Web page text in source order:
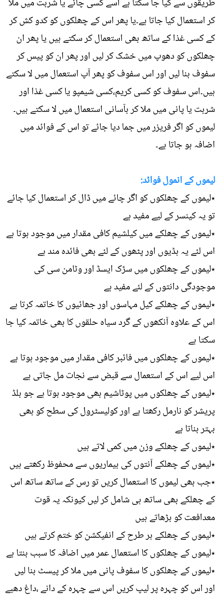
کر استعمال کیا جاتا ہے۔یا پھر اس کے چھلکوں کو کدو کش کر
کے کسی غذا کے ساتھ بھی استعمال کر سکتے ہیں یا پھر ان
چھلکوں کو دھوپ میں خشک کر لیں اور پھر ان کو پیس کر
سفوف بنا لیں اور اس سفوف کو پھر آپ استعمال میں لا سکتے
ہیں۔اس سفوف کو کسی کریم،کسی شیمپو یا کسی غذا اور
شربت یا پانی میں ملا کر بآسانی استعمال میں لا سکتے ہیں۔
لیموں کو اگر فریزر میں جما دیا جائے تو اس کے فوائد میں
اضافہ ہو جاتا ہے۔
لیموں کے انمول فوائد:
٭لیموں کے چھلکوں کو اگر چائے میں ڈال کر استعمال کیا جائے
تو یہ کینسر کے لیے مفید ہے
٭لیموں کے چھلکے میں کیلشیم کافی مقدار میں موجود ہوتا ہے
اس لئے یہ ہڈیوں اور پٹھوں کے لئے بھی فائدہ مند ہے
٭لیموں کے چھلکوں میں سڑک ایسڈ اور وٹامن سی کی
موجودگی دانتوں کے لئے مفید ہے
٭لیموں کے چھلکے کیل مہاسوں اور جھائیوں کا خاتمہ کرتا ہے
اس کے علاوہ آنکھوں کے گرد سیاہ حلقوں کا بھی خاتمہ کیا جا
سکتا ہے
٭لیموں کے چھلکوں میں فائبر کافی مقدار میں موجود ہوتا ہے
اس لیے اس کے استعمال سے قبض سے نجات مل جاتی ہے
٭لیموں کے چھلکوں میں پوٹاشیم بھی موجود ہوتا ہے جو بلڈ
پریشر کو نارمل رکھتا ہے اور کولیسٹرول کی سطح کو بھی
بہتر بناتا ہے
٭لیموں کے چھلکے وزن میں کمی لاتے ہیں
٭لیموں کے چھلکے آنتوں کی بیماریوں سے محفوظ رکھتے ہیں
٭جب بھی لیموں کا استعمال کریں تو رس کے ساتھ ساتھ اس
کے چھلکے بھی ساتھ ہی شامل کر لیں کیونکہ یہ قوت
معدافعت کو بڑھاتے ہیں
٭لیموں کے چھلکے ہر طرح کے انفیکشن کو ختم کرتے ہیں
٭لیموں کے چھلکوں کا استعمال عمر میں اضافہ کا سبب بنتا ہے
٭لیموں کے چھلکوں کا سفوف پانی میں ملا کر پیسٹ بنا لیں
اور اس کو چہرہ پر لیپ کریں اس سے چہرہ کے دانے ،داغ دھبے